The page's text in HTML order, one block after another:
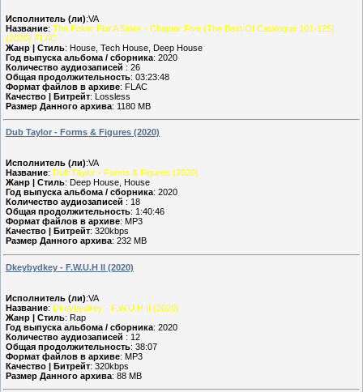
Исполнитель (ли):VA
Название: The Poker Flat A Sides - Chapter Five (The Best Of Catalogue 101-125)
(2020) FLAC
Жанр | Стиль: House, Tech House, Deep House
Год выпуска альбома / сборника: 2020
Количество аудиозаписей : 26
Общая продолжительность: 03:23:48
Формат файлов в архиве: FLAC
Качество | Битрейт: Lossless
Размер Данного архива: 1180 MB
Dub Taylor - Forms & Figures (2020)
Исполнитель (ли):VA
Название: Dub Taylor - Forms & Figures (2020)
Жанр | Стиль: Deep House, House
Год выпуска альбома / сборника: 2020
Количество аудиозаписей : 18
Общая продолжительность: 1:40:46
Формат файлов в архиве: MP3
Качество | Битрейт: 320kbps
Размер Данного архива: 232 MB
Dkeybydkey - F.W.U.H II (2020)
Исполнитель (ли):VA
Название: Dkeybydkey - F.W.U.H II (2020)
Жанр | Стиль: Rap
Год выпуска альбома / сборника: 2020
Количество аудиозаписей : 12
Общая продолжительность: 38:07
Формат файлов в архиве: MP3
Качество | Битрейт: 320kbps
Размер Данного архива: 88 MB